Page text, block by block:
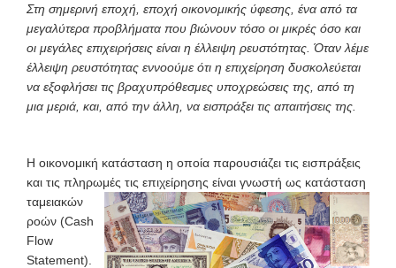
Στη σημερινή εποχή, εποχή οικονομικής ύφεσης, ένα από τα
μεγαλύτερα προβλήματα που βιώνουν τόσο οι μικρές όσο και
οι μεγάλες επιχειρήσεις είναι η έλλειψη ρευστότητας. Όταν λέμε
έλλειψη ρευστότητας εννοούμε ότι η επιχείρηση δυσκολεύεται
να εξοφλήσει τις βραχυπρόθεσμες υποχρεώσεις της, από τη
μια μεριά, και, από την άλλη, να εισπράξει τις απαιτήσεις της.
Η οικονομική κατάσταση η οποία παρουσιάζει τις εισπράξεις
και τις πληρωμές τις επιχείρησης είναι γνωστή ως κατάσταση
ταμειακών
ροών (Cash
Flow
Statement).